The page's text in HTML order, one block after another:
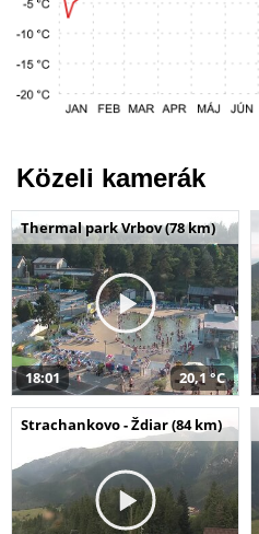
Közeli kamerák
Thermal park Vrbov (78 km)
18:01 20,1 °C
Strachankovo - Ždiar (84 km)